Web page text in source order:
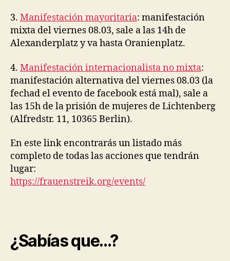
3. Manifestación mayoritaria: manifestación
mixta del viernes 08.03, sale a las 14h de
Alexanderplatz y va hasta Oranienplatz.
4. Manifestación internacionalista no mixta:
manifestación alternativa del viernes 08.03 (la
fechad el evento de facebook está mal), sale a
las 15h de la prisión de mujeres de Lichtenberg
(Alfredstr. 11, 10365 Berlin).
En este link encontrarás un listado más
completo de todas las acciones que tendrán
lugar:
https://frauenstreik.org/events/
¿Sabías que…?